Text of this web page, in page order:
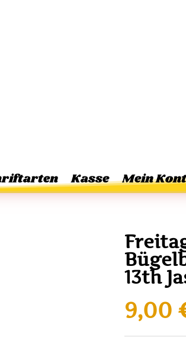
Kasse Mein
13th
9,00